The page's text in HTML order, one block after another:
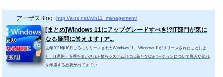
アーザスBlog http://a-zs.net/win11_management/
[まとめ]Windows 11にアップグレードすべき!?IT部門が気に
なる疑問に答えます | ア...
去年2021年10月ごろにリリースされたWindows 11。 Windows 11がリリースされたことによ
り、IT運用・管理をまかされる情報システム部には新たなOSバージョンについて導入や流れ
を考慮する必要が出てきてい